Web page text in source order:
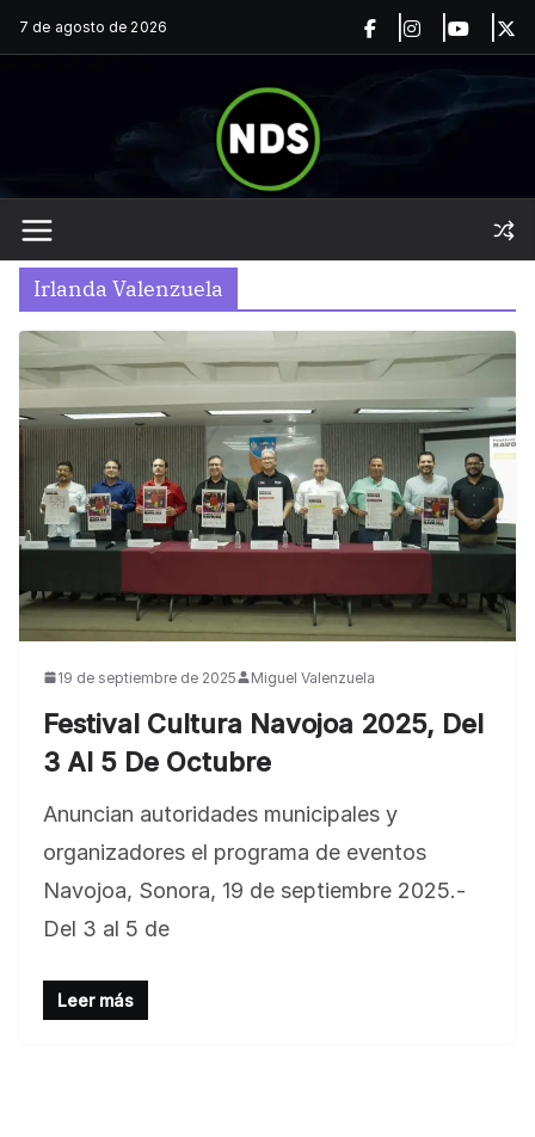
Saltar
al
7 de agosto de 2026
Irlanda Valenzuela
19 de septiembre de 2025 Miguel Valenzuela
Festival Cultura Navojoa 2025, Del
3 Al 5 De Octubre
Anuncian autoridades municipales y
organizadores el programa de eventos
Navojoa, Sonora, 19 de septiembre 2025.-
Del 3 al 5 de
Leer más
BLOG
Jose Felix Gomez Anduro rector de la UTE
Universidad Tecnológica de Etchojoa
presente en la conferencia del gobernador
importantes anuncios en el tema de salud
para la Universidad y para el municipio